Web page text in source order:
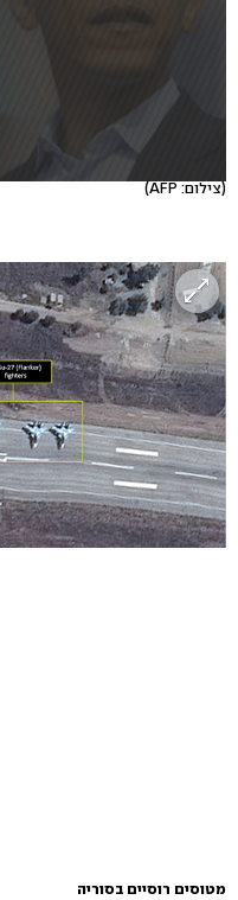
(צילום: AFP)
מטוסים רוסיים בסוריה